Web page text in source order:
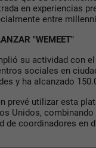
en experiencias
entre
"WEMEET"
su actividad con
sociales en
y ha alcanzado
prevé utilizar esta
Unidos,
de coordinadores en